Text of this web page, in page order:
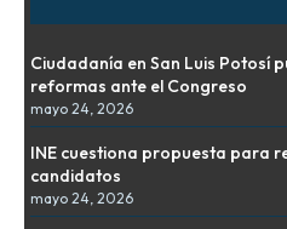
Ciudadanía en San Luis Potosí
reformas ante el Congreso
mayo 24, 2026
INE cuestiona propuesta para
candidatos
mayo 24, 2026